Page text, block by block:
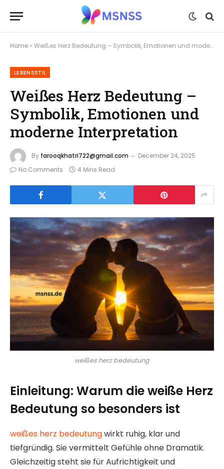
Home » Weißes Herz Bedeutung – Symbolik, Emotionen und moderne Interpretation
LEBENSSTIL
Weißes Herz Bedeutung –
Symbolik, Emotionen und
moderne Interpretation
By farooqkhatri722@gmail.com
December 24, 2025
No Comments
4 Mins Read
weißes herz bedeutung
Einleitung: Warum die weiße Herz
Bedeutung so besonders ist
weißes herz bedeutungwirkt ruhig, klar und
tiefgründig. Sie vermittelt Gefühle ohne Dramatik.
Gleichzeitig steht sie für Aufrichtigkeit und